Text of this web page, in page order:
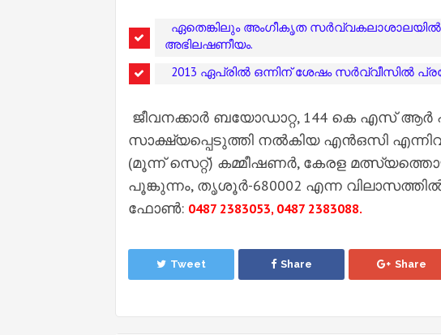
ഏതെങ്കിലും അംഗീകൃത സർവ്വകലാശാലയിൽ
അഭിലഷണീയം.
2013 ഏപ്രിൽ ഒന്നിന് ശേഷം സർവ്വീസിൽ
ജീവനക്കാർ ബയോഡാറ്റ, 144 കെ എസ് ആർ
സാക്ഷ്യപ്പെടുത്തി നൽകിയ എൻഒസി
(മൂന്ന് സെറ്റ്) കമ്മീഷണർ, കേരള
പൂങ്കുന്നം, തൃശൂർ-680002 എന്ന
ഫോൺ: 0487 2383053, 0487 2383088.
Tweet Share Share